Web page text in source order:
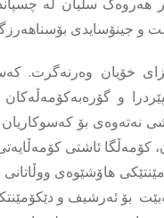
و جینۆسایدی
خۆیان وەرنەگرت.
و گۆرەبەکۆمەڵەکان
نەتەوەی بۆ
کۆمەڵگا ئاشتی
هاۆشێوەی
بۆ ئەرشیف و